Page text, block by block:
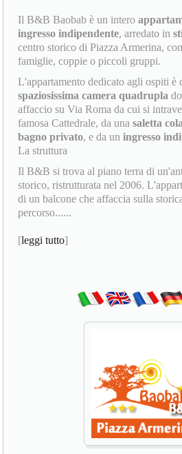
Il B&B Baobab è un intero
ingresso indipendente, arredato in
centro storico di Piazza Armerina,
famiglie, coppie o piccoli gruppi.
L'appartamento dedicato agli ospiti è
spaziosissima camera quadrupla
affaccio su Via Roma da cui si
famosa Cattedrale, da unasaletta
bagno privato, e da uningresso
La struttura
Il B&B si trova al piano terra di
storico, ristrutturata nel 2006.
di un balcone che affaccia sulla
percorso......
[leggi tutto]